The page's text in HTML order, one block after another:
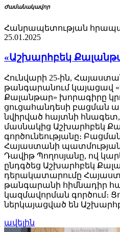
Ժամանակավոր
Հանրապետության
25.01.2025
«Աշխարհբեկ
Հունվարի 25-ին,
թանգարանում կայացավ
Քալանթար» խորագիրը
ցուցահանդեսի բացման
նվիրված հայտնի հնագետ,
մասնակից Աշխարհբեկ
գործունեությանը։
Հայաստանի
Դավիթ Պողոսյանը, ով
ընդգծեց Աշխարհբեկ
դերակատարումը
թանգարանի հիմնադիր
կազմավորման գործում։
ներկայացված են
ավելին